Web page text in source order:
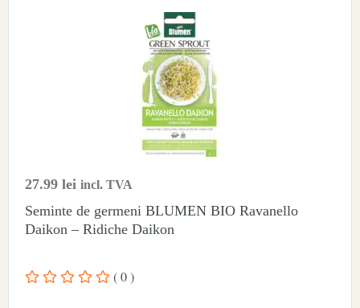
27.99 lei incl. TVA
Seminte de germeni BLUMEN BIO Ravanello
Daikon – Ridiche Daikon
( 0 )